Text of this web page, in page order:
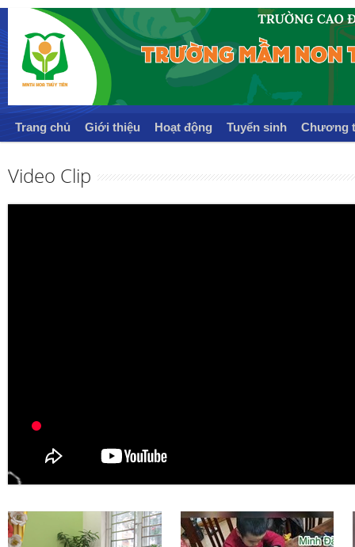
Trang chủ Giới thiệu Hoạt động Tuyển sinh Chương
Video Clip